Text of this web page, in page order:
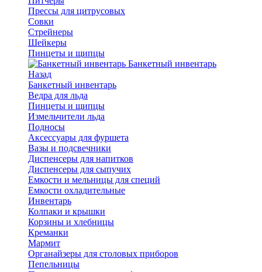
Прессы для цитрусовых
Совки
Стрейнеры
Шейкеры
Пинцеты и щипцы
Банкетный инвентарь
Назад
Банкетный инвентарь
Ведра для льда
Пинцеты и щипцы
Измельчители льда
Подносы
Аксессуары для фуршета
Вазы и подсвечники
Диспенсеры для напитков
Диспенсеры для сыпучих
Емкости и мельницы для специй
Емкости охладительные
Инвентарь
Колпаки и крышки
Корзины и хлебницы
Креманки
Мармит
Органайзеры для столовых приборов
Пепельницы